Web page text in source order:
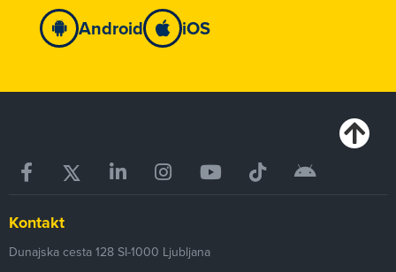
Android iOS
Kontakt
Dunajska cesta 128 SI-1000 Ljubljana